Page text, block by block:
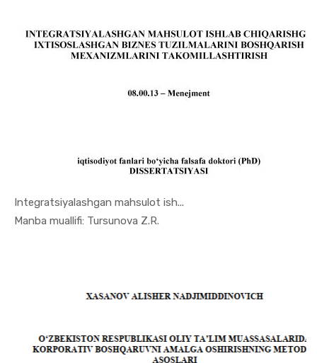
Integratsiyalashgan mahsulot ish...
Manba muallifi: Tursunova Z.R.
In Menejme...